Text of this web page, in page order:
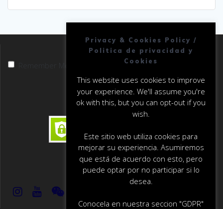
Enlaces Rapidos
Privacy & Cookies Policy /
Politica de privacidad y
Cookies
This website uses cookies to improve
your experience. We'll assume you're
ok with this, but you can opt-out if you
wish.
Este sitio web utiliza cookies para
mejorar su experiencia. Asumiremos
que está de acuerdo con esto, pero
puede optar por no participar si lo
desea.
Conocela en nuestra seccion "GDPR"